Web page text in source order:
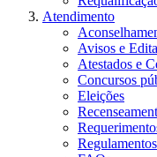
Atendimento
Avisos e
Atestados e
Concursos
Eleições
Regulamentos